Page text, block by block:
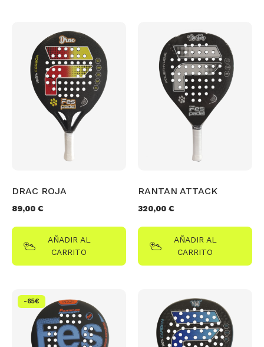
DRAC ROJA
89,00 €
AÑADIR AL
CARRITO
RANTAN ATTACK
320,00 €
AÑADIR AL
CARRITO
-65€